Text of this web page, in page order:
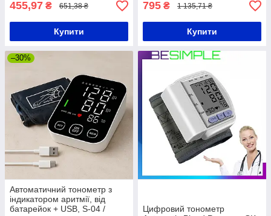
455,97 ₴ 651,38 ₴
Купити
795 ₴ 1 135,71 ₴
Купити
–30%
Автоматичний тонометр з
індикатором аритмії, від
батарейок + USB, S-04 /
Цифровий тонометр